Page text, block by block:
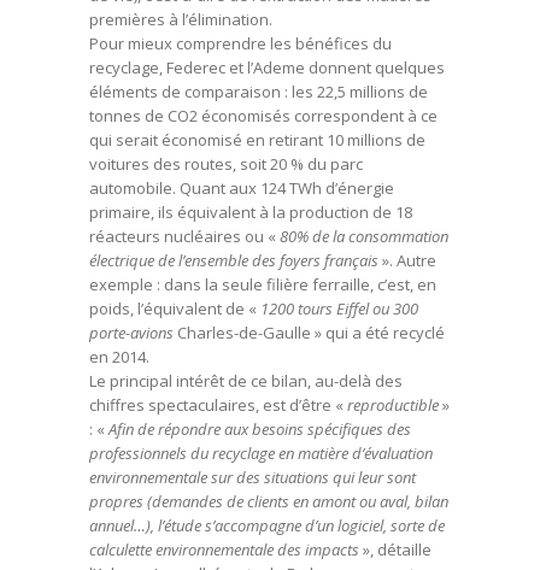
premières à l’élimination.
Pour mieux comprendre les bénéfices du
recyclage, Federec et l’Ademe donnent quelques
éléments de comparaison : les 22,5 millions de
tonnes de CO2 économisés correspondent à ce
qui serait économisé en retirant 10 millions de
voitures des routes, soit 20 % du parc
automobile. Quant aux 124 TWh d’énergie
primaire, ils équivalent à la production de 18
réacteurs nucléaires ou « 80% de la consommation
électrique de l’ensemble des foyers français ». Autre
exemple : dans la seule filière ferraille, c’est, en
poids, l’équivalent de « 1200 tours Eiffel ou 300
porte-avions Charles-de-Gaulle » qui a été recyclé
en 2014.
Le principal intérêt de ce bilan, au-delà des
chiffres spectaculaires, est d’être « reproductible»
: «Afin de répondre aux besoins spécifiques des
professionnels du recyclage en matière d’évaluation
environnementale sur des situations qui leur sont
propres (demandes de clients en amont ou aval, bilan
annuel…), l’étude s’accompagne d’un logiciel, sorte de
calculette environnementale des impacts », détaille